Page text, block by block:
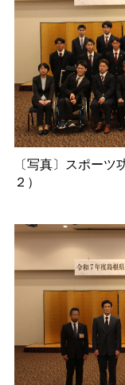
〔写真〕スポー
２）